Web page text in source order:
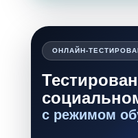
ОНЛАЙН-
с режимом